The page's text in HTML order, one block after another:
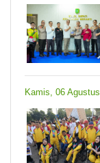
Kamis, 06